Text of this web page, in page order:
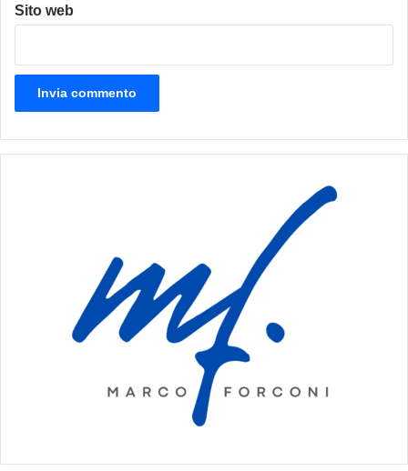
Sito web